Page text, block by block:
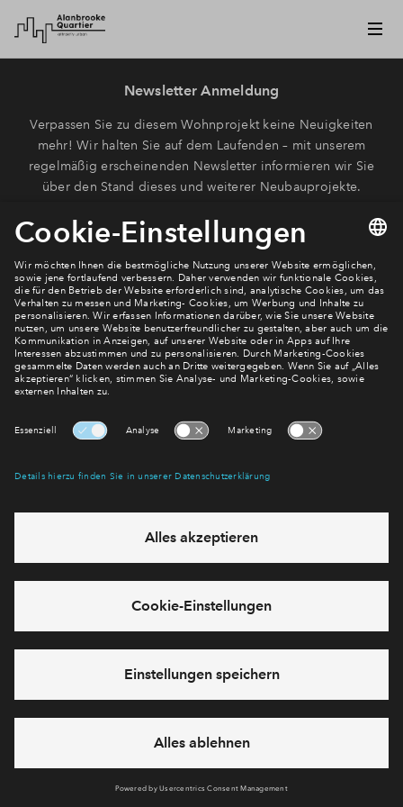
Newsletter Anmeldung
Verpassen Sie zu diesem Wohnprojekt keine Neuigkeiten
mehr! Wir halten Sie auf dem Laufenden – mit unserem
regelmäßig erscheinenden Newsletter informieren wir Sie
über den Stand dieses und weiterer Neubauprojekte.
E-Mail-Adresse
Abonnieren
Möchten Sie wissen, was wir mit Ihren Daten machen? Klicken Sie hier
für unsereDatenschutzerklärung
Sie haben eine Frage? Dann rufen Sie uns gerne an ( +49 69
50603738)oder hinterlassen Sie eine Nachricht über das
Formular: